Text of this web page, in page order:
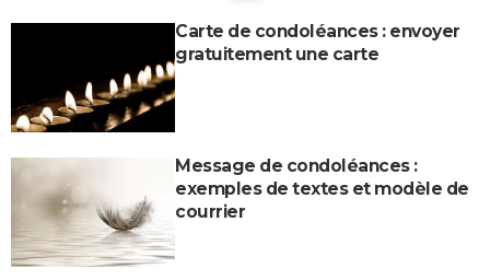
Carte de condoléances : envoyer
gratuitement une carte
Message de condoléances :
exemples de textes et modèle de
courrier